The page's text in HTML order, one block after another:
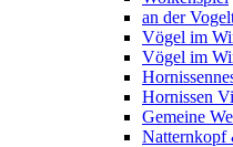
an der
Vögel im
Vögel im
Hornissen
Gemeine
Natternkopf